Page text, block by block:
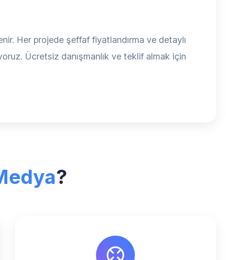
Her projede şeffaf fiyatlandırma ve detaylı
Ücretsiz danışmanlık ve teklif almak için
?